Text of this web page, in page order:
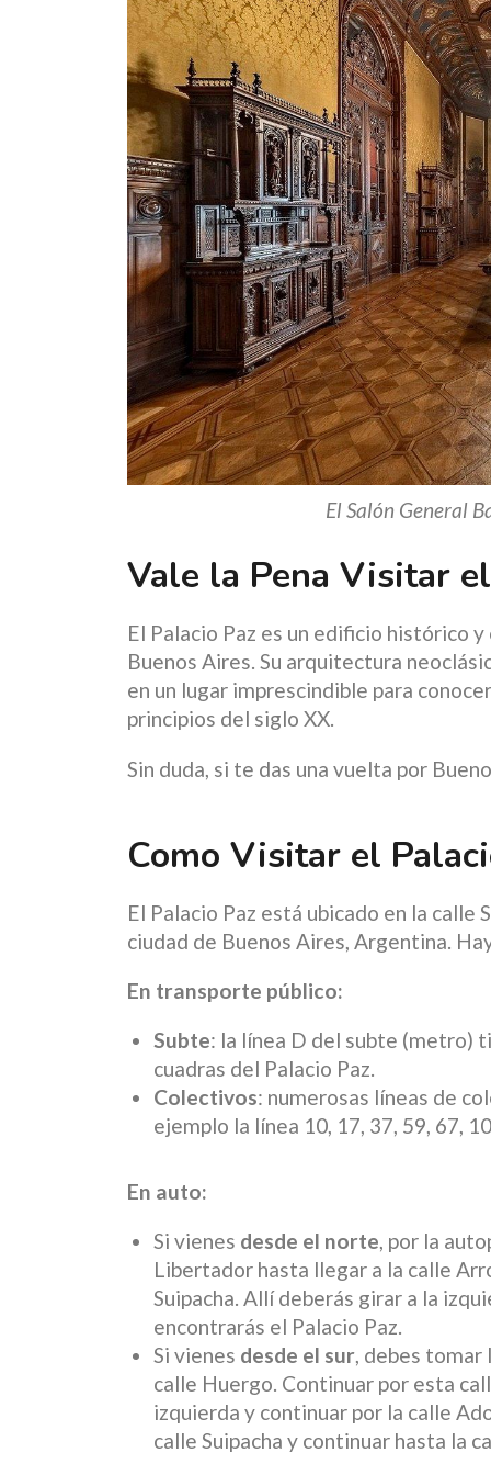
El Salón General
Vale la Pena Visitar
El Palacio Paz es un edificio histórico
Buenos Aires. Su arquitectura
en un lugar imprescindible para
principios del siglo XX.
Sin duda, si te das una vuelta por
Como Visitar el
El Palacio Paz está ubicado en la calle
ciudad de Buenos Aires, Argentina.
En transporte público:
Subte: la línea D del subte (metro)
cuadras del Palacio Paz.
Colectivos: numerosas líneas de
ejemplo la línea 10, 17, 37, 59, 67,
En auto:
Si vienes desde el norte, por la
Libertador hasta llegar a la calle
Suipacha. Allí deberás girar a la
encontrarás el Palacio Paz.
Si vienes desde el sur, debes tomar
calle Huergo. Continuar por esta
izquierda y continuar por la calle
calle Suipacha y continuar hasta la